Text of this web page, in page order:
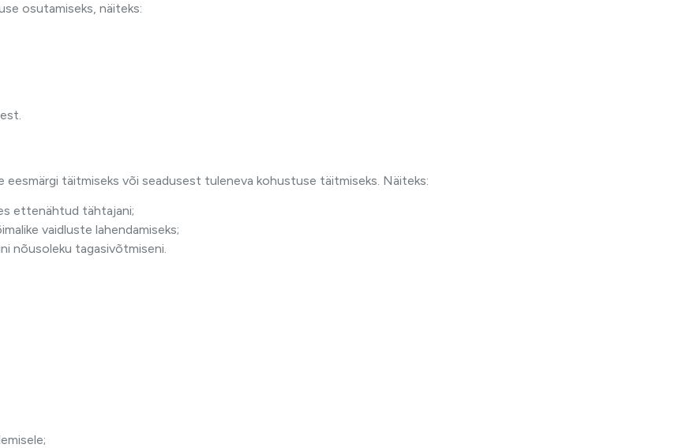
osutamiseks, näiteks:
eesmärgi täitmiseks või seadusest tuleneva kohustuse täitmiseks. Näiteks:
ettenähtud tähtajani;
vaidluste lahendamiseks;
nõusoleku tagasivõtmiseni.